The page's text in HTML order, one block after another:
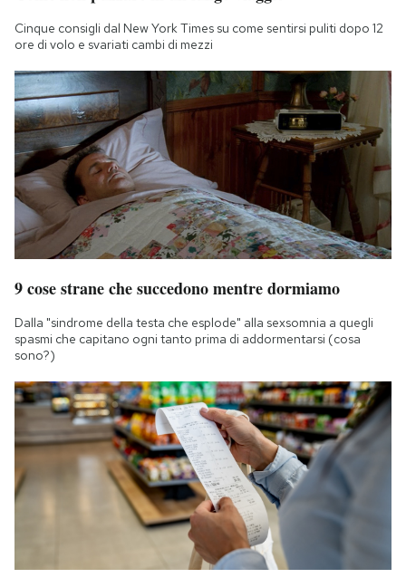
Cinque consigli dal New York Times su come sentirsi puliti dopo 12
ore di volo e svariati cambi di mezzi
9 cose strane che succedono mentre dormiamo
Dalla "sindrome della testa che esplode" alla sexsomnia a quegli
spasmi che capitano ogni tanto prima di addormentarsi (cosa
sono?)